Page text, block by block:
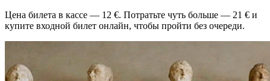
Цена билета в кассе — 12 €. Потратьте чуть больше — 21 € и
купите входной билет онлайн, чтобы пройти без очереди.